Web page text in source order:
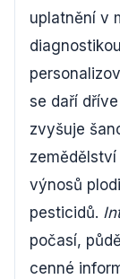
uplatnění v
se daří
zvyšuje
výnosů
pesticidů.
počasí,
cenné